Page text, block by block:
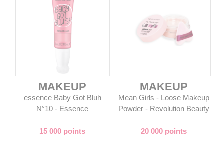
MAKEUP
essence Baby Got Bluh
N°10 - Essence
15 000 points
MAKEUP
Mean Girls - Loose Makeup
Powder - Revolution Beauty
20 000 points